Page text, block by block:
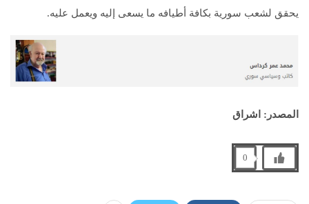
يحقق لشعب سورية بكافة أطيافه ما يسعى إليه ويعمل عليه.
المصدر: اشراق
0